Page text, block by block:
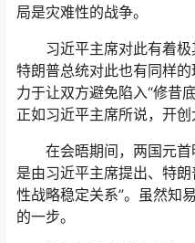
局是灾难性的战争。
习近平主席对此有着极
特朗普总统对此也有同样
力于让双方避免陷入“修昔
正如习近平主席所说，开创
在会晤期间，两国元首
是由习近平主席提出、特
性战略稳定关系”。虽然知
的一步。